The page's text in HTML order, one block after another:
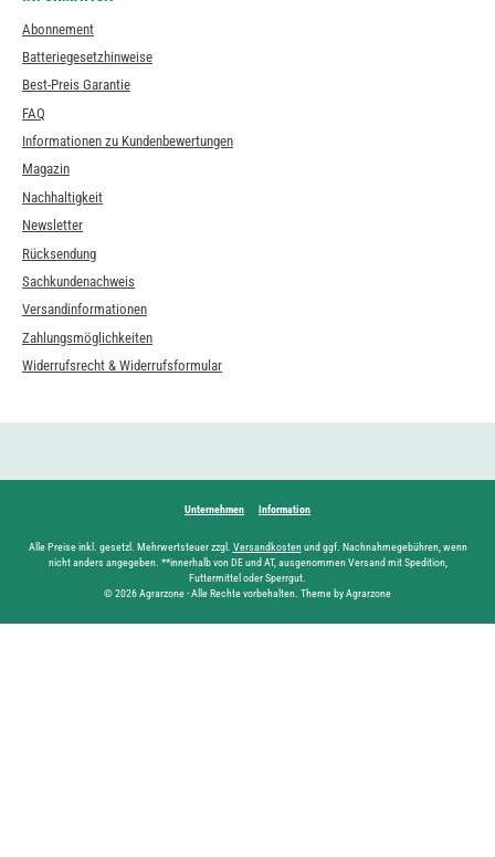
Abonnement
Batteriegesetzhinweise
Best-Preis Garantie
FAQ
Informationen zu Kundenbewertungen
Magazin
Nachhaltigkeit
Newsletter
Rücksendung
Sachkundenachweis
Versandinformationen
Zahlungsmöglichkeiten
Widerrufsrecht & Widerrufsformular
Unternehmen Information
Alle Preise inkl. gesetzl. Mehrwertsteuer zzgl. Versandkostenund ggf. Nachnahmegebühren, wenn
nicht anders angegeben. **innerhalb von DE und AT, ausgenommen Versand mit Spedition,
Futtermittel oder Sperrgut.
© 2026 Agrarzone - Alle Rechte vorbehalten. Theme by Agrarzone